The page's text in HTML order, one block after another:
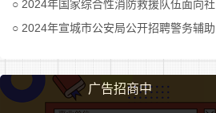
2024年国家综合性消防救援队伍面向社会招录消防员公告
2024年宣城市公安局公开招聘警务辅助人员公告
广告招商中